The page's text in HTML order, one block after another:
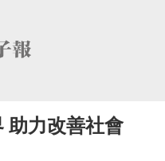
助力改善社會